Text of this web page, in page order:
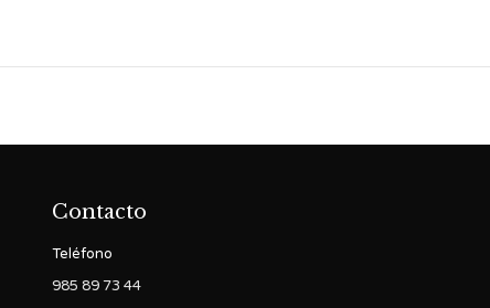
Contacto
Teléfono
985 89 73 44